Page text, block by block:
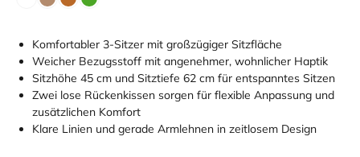
Komfortabler 3-Sitzer mit großzügiger Sitzfläche
Weicher Bezugsstoff mit angenehmer, wohnlicher Haptik
Sitzhöhe 45 cm und Sitztiefe 62 cm für entspanntes Sitzen
Zwei lose Rückenkissen sorgen für flexible Anpassung und
zusätzlichen Komfort
Klare Linien und gerade Armlehnen in zeitlosem Design